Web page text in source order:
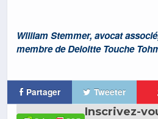
William Stemmer, avocat
membre de Deloitte Touche
Partager Tweeter
Inscrivez-